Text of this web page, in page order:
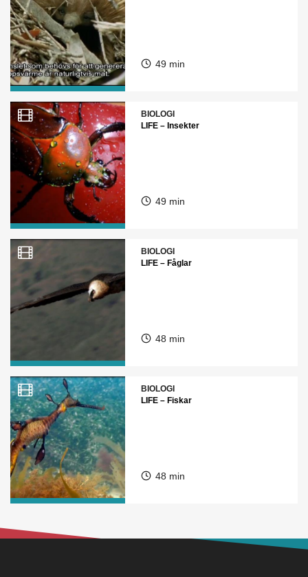
49 min
BIOLOGI
LIFE – Insekter
49 min
BIOLOGI
LIFE – Fåglar
48 min
BIOLOGI
LIFE – Fiskar
48 min